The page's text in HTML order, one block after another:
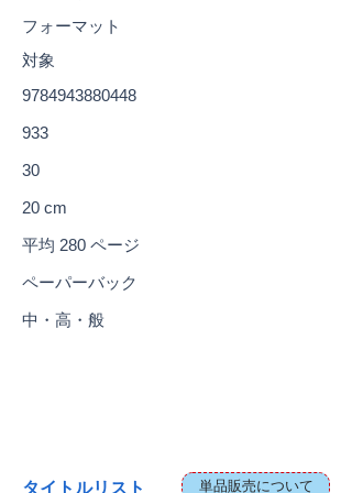
フォーマット
対象
9784943880448
933
30
20 cm
平均 280 ページ
ペーパーバック
中・高・般
タイトルリスト 単品販売について